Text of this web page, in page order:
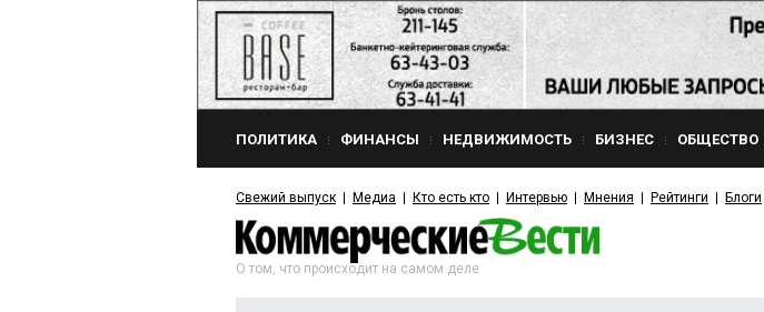
ПОЛИТИКА ФИНАНСЫ НЕДВИЖИМОСТЬ БИЗНЕС ОБЩЕСТВО
Свежий выпуск Медиа Кто есть кто Интервью Мнения Рейтинги Блоги
О том, что происходит на самом деле